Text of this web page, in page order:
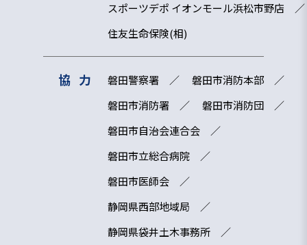
スポーツデポ イオンモール浜松市野店
住友生命保険(相)
協力 磐田警察署
磐田市消防本部
磐田市消防署
磐田市消防団
磐田市自治会連合会
磐田市立総合病院
磐田市医師会
静岡県西部地域局
静岡県袋井土木事務所